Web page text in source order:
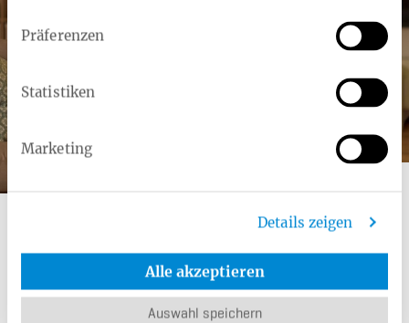
Präferenzen
Statistiken
Marketing
Details zeigen
Alle akzeptieren
Auswahl speichern
Verlässliche Expertenmeinungen zu Themen wie
Windelpo, Babykoliken, Schwangerschaft, Geburt,